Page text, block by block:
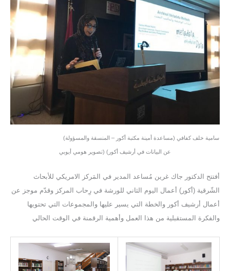
(سامية خلف كفافي (مساعدة أمينة مكتبة أكور – المنسقة والمسؤولة
عن البيانات في أرشيف أكور) (تصوير هومي أيوبي
الشّرقية (أكور) أعمال اليوم الثاني للورشة في رِحاب المركز وقدّم موجز عن
أعمال أرشيف أكور والخطة التي يسير عليها والمجموعات التي تحتويها
والفكرة المستقبلية من هذا العمل وأهمية الرقمنة في الوقت الحالي